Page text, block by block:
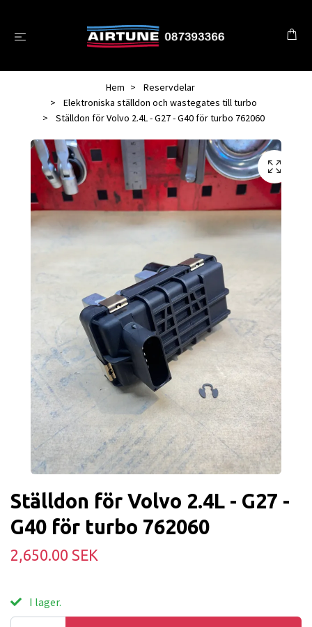
Hem
Reservdelar
Elektroniska ställdon och wastegates till turbo
Ställdon för Volvo 2.4L - G27 - G40 för turbo 762060
Ställdon för Volvo 2.4L - G27 -
G40 för turbo 762060
2,650.00 SEK
I lager.